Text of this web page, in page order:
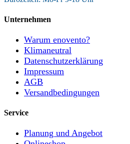
Unternehmen
Warum enovento?
Klimaneutral
Datenschutzerklärung
Impressum
AGB
Versandbedingungen
Service
Planung und Angebot